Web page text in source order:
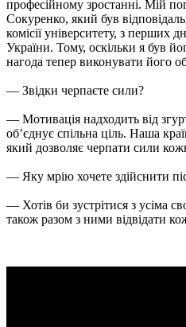
професійному зростанні. Мій
Сокуренко, який був
комісії університету, з перших
України. Тому, оскільки я був
нагода тепер виконувати його
— Звідки черпаєте сили?
— Мотивація надходить від
об’єднує спільна ціль. Наша
який дозволяє черпати сили
— Яку мрію хочете здійснити
— Хотів би зустрітися з усіма
також разом з ними відвідати